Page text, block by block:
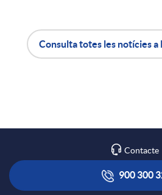
x
i
ó
Consulta totes les notícies a
Contacte
900 300